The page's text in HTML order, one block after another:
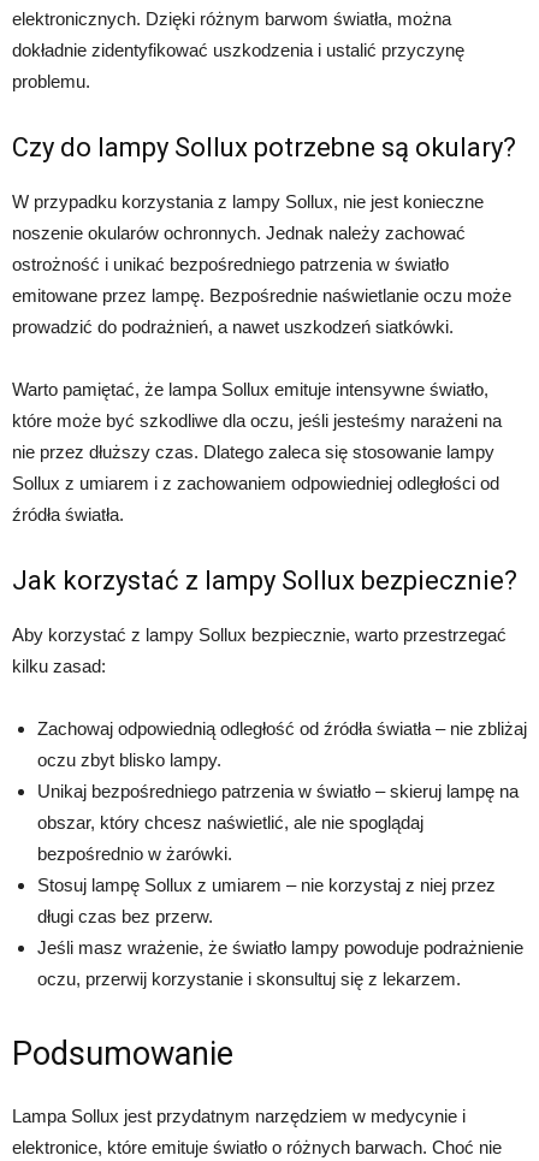
elektronicznych. Dzięki różnym barwom światła, można
dokładnie zidentyfikować uszkodzenia i ustalić przyczynę
problemu.
Czy do lampy Sollux potrzebne są okulary?
W przypadku korzystania z lampy Sollux, nie jest konieczne
noszenie okularów ochronnych. Jednak należy zachować
ostrożność i unikać bezpośredniego patrzenia w światło
emitowane przez lampę. Bezpośrednie naświetlanie oczu może
prowadzić do podrażnień, a nawet uszkodzeń siatkówki.
Warto pamiętać, że lampa Sollux emituje intensywne światło,
które może być szkodliwe dla oczu, jeśli jesteśmy narażeni na
nie przez dłuższy czas. Dlatego zaleca się stosowanie lampy
Sollux z umiarem i z zachowaniem odpowiedniej odległości od
źródła światła.
Jak korzystać z lampy Sollux bezpiecznie?
Aby korzystać z lampy Sollux bezpiecznie, warto przestrzegać
kilku zasad:
Zachowaj odpowiednią odległość od źródła światła – nie zbliżaj
oczu zbyt blisko lampy.
Unikaj bezpośredniego patrzenia w światło – skieruj lampę na
obszar, który chcesz naświetlić, ale nie spoglądaj
bezpośrednio w żarówki.
Stosuj lampę Sollux z umiarem – nie korzystaj z niej przez
długi czas bez przerw.
Jeśli masz wrażenie, że światło lampy powoduje podrażnienie
oczu, przerwij korzystanie i skonsultuj się z lekarzem.
Podsumowanie
Lampa Sollux jest przydatnym narzędziem w medycynie i
elektronice, które emituje światło o różnych barwach. Choć nie